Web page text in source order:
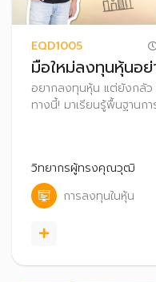
EQD1005
มือใหม่ลงทุนหุ้นอย่
อยากลงทุนหุ้น แต่ยังกลัว
ทางนี้! มาเรียนรู้พื้นฐานก
ลงทุนได้อย่างมั่นใจ สร้าง
ในระยะยาว
วิทยากรผู้ทรงคุณวุฒิ
การลงทุนในหุ้น